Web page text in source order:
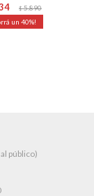
$ 5.890
40
público)